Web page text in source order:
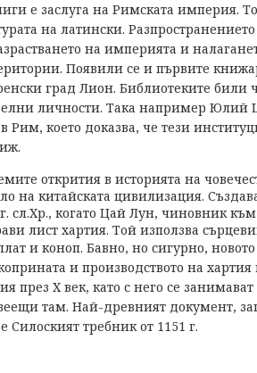
е заслуга на Римската империя. То
на латински.
на империята и
Появили се и първите
град Лион. Библиотеките били
личности. Така например Юлий
Рим, което доказва, че тези
открития в историята на
на китайската цивилизация.
сл.Хр., когато Цай Лун, чиновник
лист хартия. Той използва
и коноп. Бавно, но сигурно,
и производството на хартия
през Х век, като с него се
там. Най-древният документ,
Силоският требник от 1151 г.